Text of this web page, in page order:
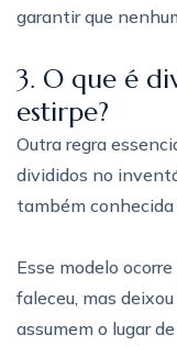
garantir que
3. O que é
estirpe?
Outra regra
divididos no
também conhecida
Esse modelo
faleceu, mas
assumem o lugar